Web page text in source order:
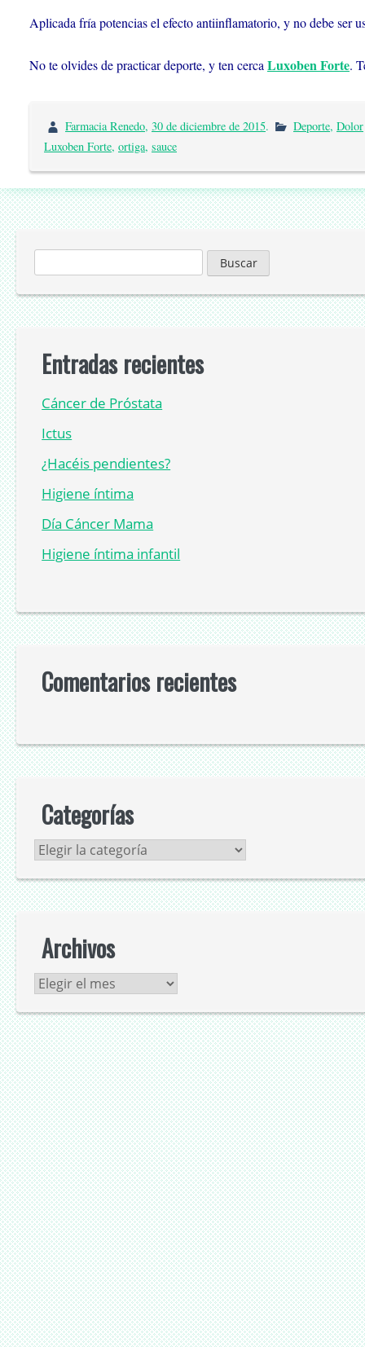
Aplicada fría potencias el efecto antiinflamatorio, y no debe ser
No te olvides de practicar deporte, y ten cerca Luxoben Forte.
Farmacia Renedo, 30 de diciembre de 2015. Deporte, Dolor
Luxoben Forte, ortiga, sauce
Entradas recientes
Cáncer de Próstata
Ictus
¿Hacéis pendientes?
Higiene íntima
Día Cáncer Mama
Higiene íntima infantil
Comentarios recientes
Categorías
Categorías
Archivos
Archivos